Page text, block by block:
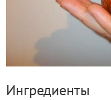
Ингредиенты